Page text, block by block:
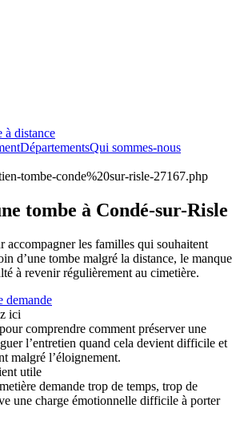
à distance
DépartementsQui sommes-nous
tombe-conde%20sur-risle-27167.php
tombe à Condé-sur-Risle
accompagner les familles qui souhaitent
d’une tombe malgré la distance, le manque
à revenir régulièrement au cimetière.
demande
ici
comprendre comment préserver une
l’entretien quand cela devient difficile et
malgré l’éloignement.
utile
demande trop de temps, trop de
une charge émotionnelle difficile à porter